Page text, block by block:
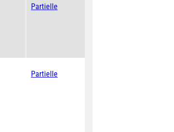
Partielle
Partielle